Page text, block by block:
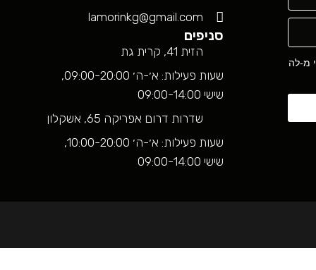
מ-לה
lamorinkg@gmail.com
סניפים
הזית 41, קרית גת
שעות פעילות: א׳-ה׳ 09:00-20:00,
שישי 09:00-14:00
שדרות דרום אפריקה 65, אשקלון
שעות פעילות: א׳-ה׳ 10:00-20:00,
שישי 09:00-14:00